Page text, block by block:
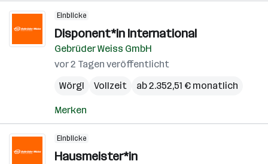
Einblicke
Disponent*in International
Gebrüder Weiss GmbH
vor 2 Tagen veröffentlicht
Wörgl
Vollzeit ab 2.352,51 € monatlich
Merken
Einblicke
Hausmeister*in